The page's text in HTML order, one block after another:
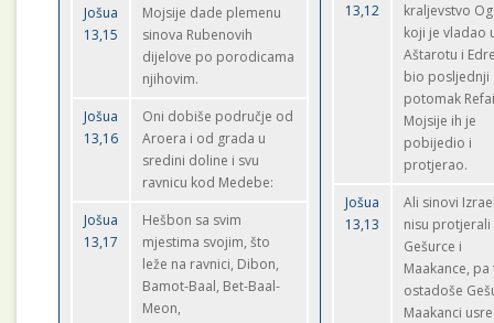
Jošua
13,15
Mojsije dade plemenu
sinova Rubenovih
dijelove po porodicama
njihovim.
Jošua
13,16
Oni dobiše područje od
Aroera i od grada u
sredini doline i svu
ravnicu kod Medebe:
Jošua
13,17
Hešbon sa svim
mjestima svojim, što
leže na ravnici, Dibon,
Bamot-Baal, Bet-Baal-
Meon,
13,12
kraljevstvo
koji je vladao
Aštarotu i
bio posljednji
potomak
Mojsije ih je
pobijedio i
protjerao.
Jošua
13,13
Ali sinovi
nisu protjerali
Gešurce i
Maakance,
ostadoše
Maakanci